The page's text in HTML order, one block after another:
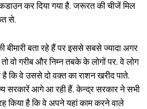
कर दिया गया है. जरूरत की चीजें मिल
से.
बीमारी बता रहे हैं पर इससे सबसे ज्यादा अगर
वो गरीब और निम्न तबके के लोगों पर. वे लोग
है कि वे उससे दो वक्त का राशन खरीद पाते.
सरकारें आगे आ रही हैं. केन्द्र सरकार ने सभी
किया है कि वे अपने यहां काम करने वाले